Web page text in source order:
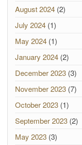
August 2024 (2)
July 2024 (1)
May 2024 (1)
January 2024 (2)
December 2023 (3)
November 2023 (7)
October 2023 (1)
September 2023 (2)
May 2023 (3)